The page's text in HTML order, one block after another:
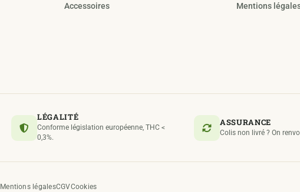
Accessoires Mentions
LÉGALITÉ
Conforme législation européenne, THC <
0,3%.
ASSURANCE
Colis non livré ? On
Mentions légalesCGVCookies